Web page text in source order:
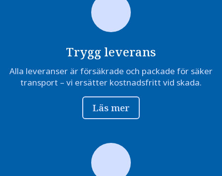
Trygg leverans
Alla leveranser är försäkrade och packade för säker
transport – vi ersätter kostnadsfritt vid skada.
Läs mer